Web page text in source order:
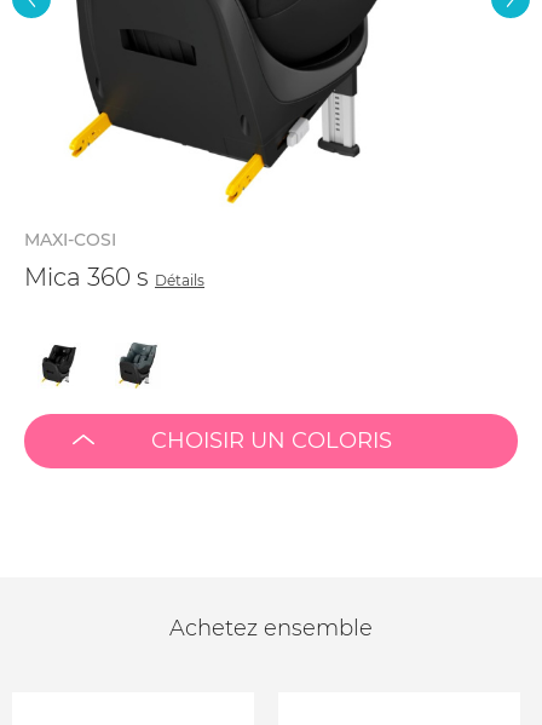
MAXI-COSI
Mica 360 s Détails
CHOISIR UN COLORIS
Achetez ensemble